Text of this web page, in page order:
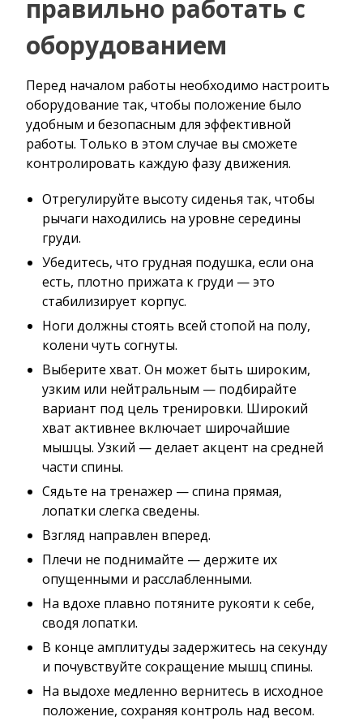
правильно работать с
оборудованием
Перед началом работы необходимо настроить
оборудование так, чтобы положение было
удобным и безопасным для эффективной
работы. Только в этом случае вы сможете
контролировать каждую фазу движения.
Отрегулируйте высоту сиденья так, чтобы
рычаги находились на уровне середины
груди.
Убедитесь, что грудная подушка, если она
есть, плотно прижата к груди — это
стабилизирует корпус.
Ноги должны стоять всей стопой на полу,
колени чуть согнуты.
Выберите хват. Он может быть широким,
узким или нейтральным — подбирайте
вариант под цель тренировки. Широкий
хват активнее включает широчайшие
мышцы. Узкий — делает акцент на средней
части спины.
Сядьте на тренажер — спина прямая,
лопатки слегка сведены.
Взгляд направлен вперед.
Плечи не поднимайте — держите их
опущенными и расслабленными.
На вдохе плавно потяните рукояти к себе,
сводя лопатки.
В конце амплитуды задержитесь на секунду
и почувствуйте сокращение мышц спины.
На выдохе медленно вернитесь в исходное
положение, сохраняя контроль над весом.